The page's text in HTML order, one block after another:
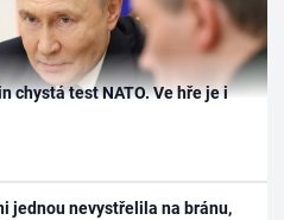
chystá test NATO. Ve hře je i
jednou nevystřelila na bránu,